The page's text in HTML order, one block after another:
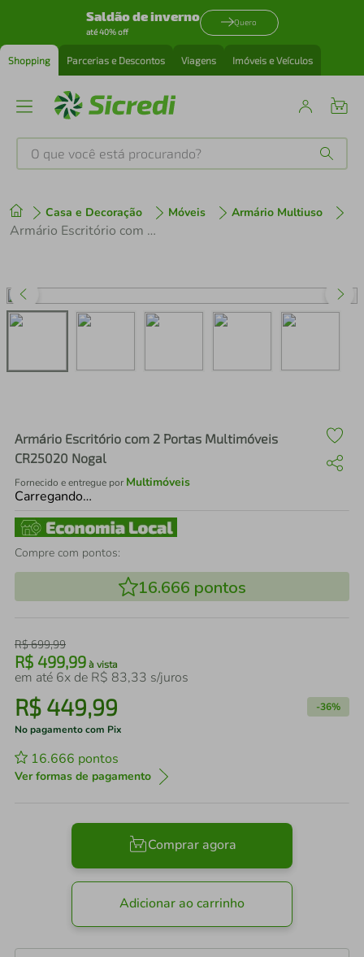
Saldão de inverno
até 40% off
Quero
Shopping Parcerias e Descontos Viagens Imóveis e Veículos
O que você está procurando?
Casa e Decoração Móveis Armário Multiuso
Armário Escritório com 2 Portas Multimóveis CR25020 Nogal
Armário Escritório com 2 Portas Multimóveis
CR25020 Nogal
Fornecido e entregue por Multimóveis
Carregando…
Compre com pontos:
16.666 pontos
R$699,99
R$ 499,99 à vista
em até 6x de R$ 83,33 s/juros
R$ 449,99 -36%
No pagamento com Pix
16.666 pontos
Ver formas de pagamento
Comprar agora
Adicionar ao carrinho
1º tenis
perfume